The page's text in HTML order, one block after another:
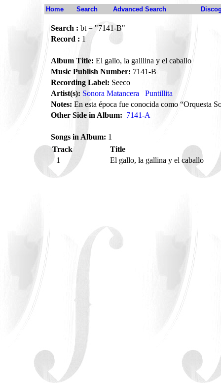
Home Search Advanced Search
Search : bt = "7141-B"
Record : 1
Album Title: El gallo, la galllina y el caballo
Music Publish Number: 7141-B
Recording Label: Seeco
Artist(s): Sonora Matancera
Puntillita
Notes: En esta época fue conocida como “Orquesta
Other Side in Album: 7141-A
Songs in Album: 1
Track
Title
1
El gallo, la gallina y el caballo